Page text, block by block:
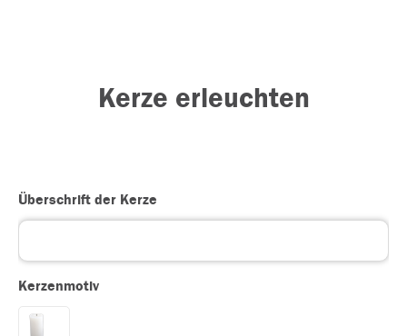
Kerze erleuchten
Überschrift der Kerze
Kerzenmotiv